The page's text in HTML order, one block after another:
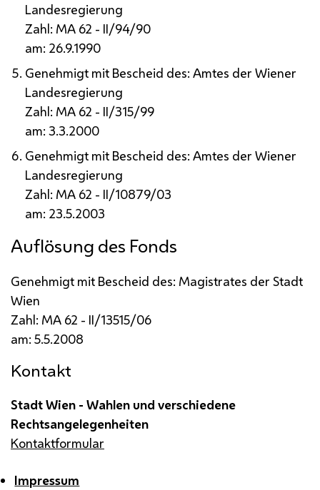
Landesregierung
Zahl: MA 62 - II/94/90
am: 26.9.1990
Genehmigt mit Bescheid des: Amtes der Wiener
Landesregierung
Zahl: MA 62 - II/315/99
am: 3.3.2000
Genehmigt mit Bescheid des: Amtes der Wiener
Landesregierung
Zahl: MA 62 - II/10879/03
am: 23.5.2003
Auflösung des Fonds
Genehmigt mit Bescheid des: Magistrates der Stadt
Wien
Zahl: MA 62 - II/13515/06
am: 5.5.2008
Kontakt
Stadt Wien - Wahlen und verschiedene
Rechtsangelegenheiten
Kontaktformular
Impressum